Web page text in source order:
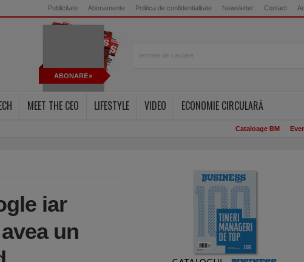
Publicitate Abonamente Politica de confidentialitate Newsletter Contact
ABONARE
MEET THE CEO LIFESTYLE VIDEO
ECONOMIE CIRCULARĂ
Cataloage BM
iar
un